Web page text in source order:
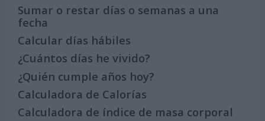
Sumar o restar días o semanas a una
fecha
Calcular días hábiles
¿Cuántos días he vivido?
¿Quién cumple años hoy?
Calculadora de Calorías
Calculadora de índice de masa corporal